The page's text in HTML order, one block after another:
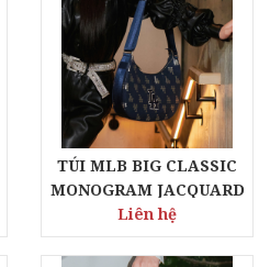
TÚI MLB BIG CLASSIC
MONOGRAM JACQUARD
L-HOBO BAG LOS
ANGELES DODGERS
Liên hệ